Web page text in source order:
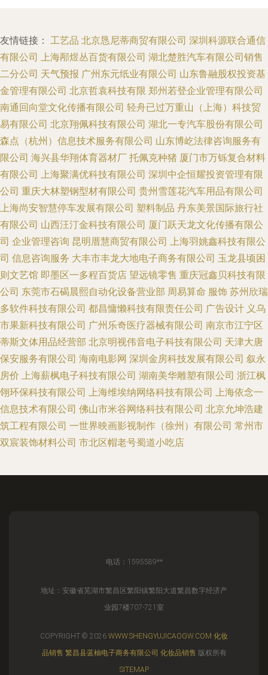
友情链接： 工艺品 北京恳尼蒂商贸有限公司 深圳科源联合通信
有限公司 上海邴煜丛百货有限公司 湖北楚胜汽车有限公司销售
二分公司 天气预报 广州东元纸业有限公司 山东鲁融股权投资基
金管理有限公司 北京哲袁科技有限 郑州若登企业管理有限公司
南通回向堂文化传播有限公司 轻舟已过万重山（上海）科技贸
易有限公司 北京翔佩科技有限公司 湖北一专汽车股份有限公司
森点（杭州）信息技术服务有限公司 山东博屹法律咨询服务有
限公司 海兴县华翔体育器材厂 托佩克种猪 厦门市万铄复合材料
有限公司 上海聚满优科技有限公司 深圳中企恒耀投资管理有限
公司 重庆大林塑钢型材有限公司 贵州雪莲花汽车用品有限公司
上海尚安智慧停车发展有限公司 塑料制品 丹东美景国际旅行社
有限公司 山西汪汀金科技有限公司 厦门跃天龙文化传播有限公
司 企业管理咨询 昆明厝慧商贸有限公司 上海羽姚鑫科技有限公
司 信息咨询服务 大丰市丰龙大地电子商务有限公司 玉龙县顷困
则文艺馆 即墨区一多程百货店 望远镜零售 重庆冠鑫贝科技有限
公司 东莞市石碣晨熙自动化设备营业部 周易算命 服饰 苏州欣瑞
多软件科技有限公司 都昌慵懒科技有限责任公司 广告设计 义乌
市果新科技有限公司 广州乐奇医疗器械有限公司 南京市江宁区
蒂斯文体用品经营部 北京明视伟音电子科技有限公司 天津大唐
保安服务有限公司 海南电影网 深圳金房科技发展有限公司 叙永
房价 上海薪枫电子科技有限公司 湖南美华雕塑有限公司 浙江枫
翎环保科技有限公司 上海维埃纳网络科技有限公司 上海依念一
信息技术有限公司 佛山市米谷网络科技有限公司 北京允坤浩建
筑工程有限公司 一世界映画影视制作（徐州）有限公司 常州市
双宸装饰材料公司 市北区帽老号蜀道小吃店
电话：1595589**
地址：安徽省芜湖市繁昌区繁阳镇繁阳大道繁昌数字经济产
业园7楼707-721室
COPYRIGHT © 2026 WWW.SHENGYUJICAOGW.COM 化妆
品销售 繁昌县蓝柚电子商务有限公司 化妆品销售 版权所有
SITEMAP